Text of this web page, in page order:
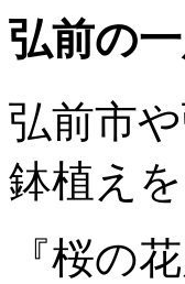
弘前の
弘前市
鉢植え
『桜の